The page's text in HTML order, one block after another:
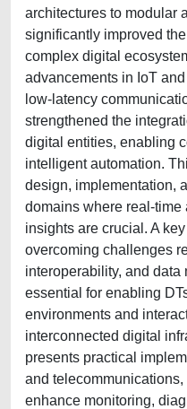
architectures to modular
significantly improved
complex digital
advancements in IoT
low-latency
strengthened the
digital entities, enabling
intelligent automation.
design, implementation,
domains where real-
insights are crucial. A
overcoming challenges
interoperability, and
essential for enabling
environments and
interconnected digital
presents practical
and
enhance monitoring,